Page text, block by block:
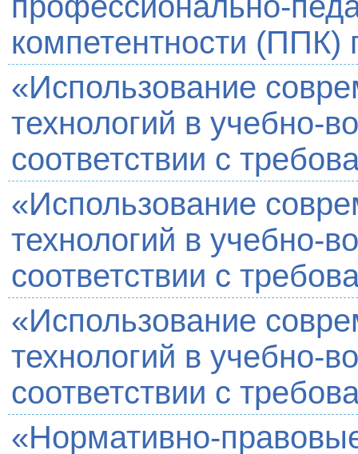
компетентности (ППК)
«Использование
технологий в учебно-
соответствии с
«Использование
технологий в учебно-
соответствии с
«Использование
технологий в учебно-
соответствии с
«Нормативно-